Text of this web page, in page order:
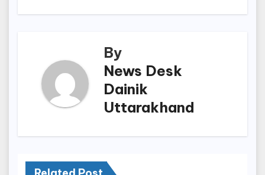
k
By
News Desk
Dainik
Uttarakhand